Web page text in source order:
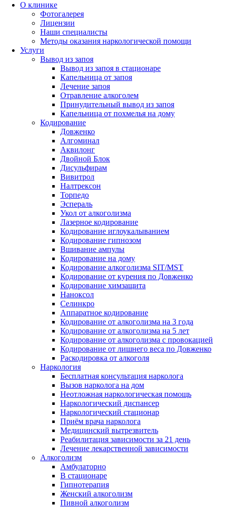
О клинике
Фотогалерея
Лицензии
Наши специалисты
Методы оказания наркологической помощи
Услуги
Вывод из запоя
Вывод из запоя в стационаре
Капельница от запоя
Лечение запоя
Отравление алкоголем
Принудительный вывод из запоя
Капельница от похмелья на дому
Кодирование
Довженко
Алгоминал
Аквилонг
Двойной Блок
Дисульфирам
Вивитрол
Налтрексон
Торпедо
Эспераль
Укол от алкоголизма
Лазерное кодирование
Кодирование иглоукалыванием
Кодирование гипнозом
Вшивание ампулы
Кодирование на дому
Кодирование алкоголизма SIT/MST
Кодирование от курения по Довженко
Кодирование химзащита
Наноксол
Селинкро
Аппаратное кодирование
Кодирование от алкоголизма на 3 года
Кодирование от алкоголизма на 5 лет
Кодирование от алкоголизма с провокацией
Кодирование от лишнего веса по Довженко
Раскодировка от алкоголя
Наркология
Бесплатная консультация нарколога
Вызов нарколога на дом
Неотложная наркологическая помощь
Наркологический диспансер
Наркологический стационар
Приём врача нарколога
Медицинский вытрезвитель
Реабилитация зависимости за 21 день
Лечение лекарственной зависимости
Алкоголизм
Амбулаторно
В стационаре
Гипнотерапия
Женский алкоголизм
Пивной алкоголизм